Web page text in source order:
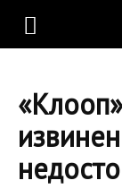
KLOOP.KG
Новости